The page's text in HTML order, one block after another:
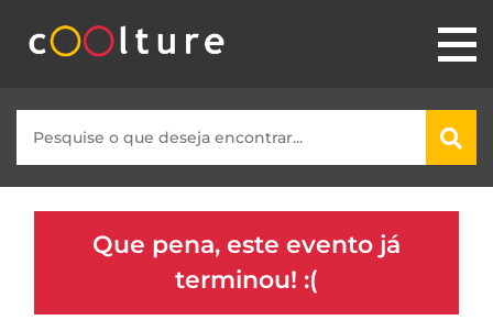
Que pena, este evento já
terminou! :(